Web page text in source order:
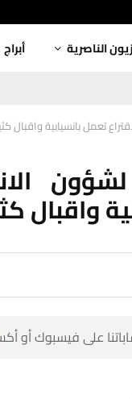
الناصرية أبراج
تعمل بانسيابية واقبال
واقبال
على فيسبوك أو